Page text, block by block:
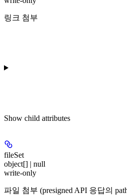
링크 첨부
Show child attributes
fileSet
object[] | null
write-only
파일 첨부 (presigned API 응답의